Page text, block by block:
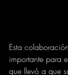
Esta
importante para
que llevó a que